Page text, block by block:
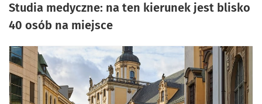
Studia medyczne: na ten kierunek jest blisko
40 osób na miejsce